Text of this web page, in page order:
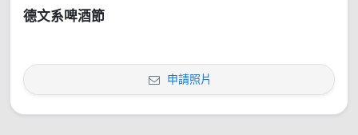
德文系啤酒節
申請照片